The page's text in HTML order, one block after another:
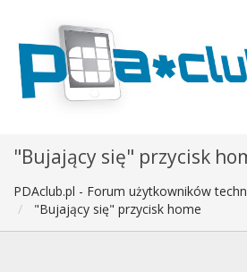
"Bujający się" przycisk
PDAclub.pl - Forum użytkowników
"Bujający się" przycisk home